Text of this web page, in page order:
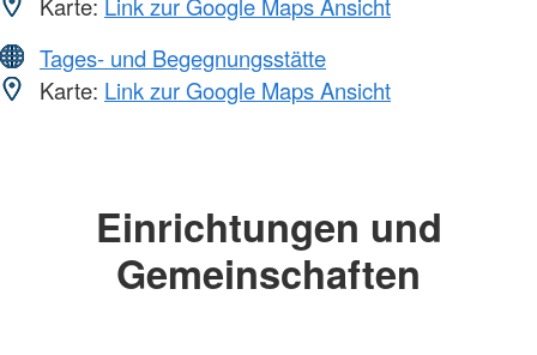
Tages- und Begegnungsstätte
Karte: Link zur Google Maps Ansicht
Einrichtungen und
Gemeinschaften